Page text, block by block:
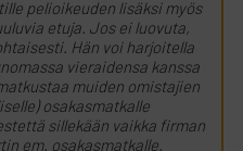
pelioikeuden lisäksi myös
etuja. Jos ei luovuta,
Hän voi harjoitella
vieraidensa kanssa
muiden omistajien
osakasmatkalle
sillekään vaikka firman
em. osakasmatkalle.